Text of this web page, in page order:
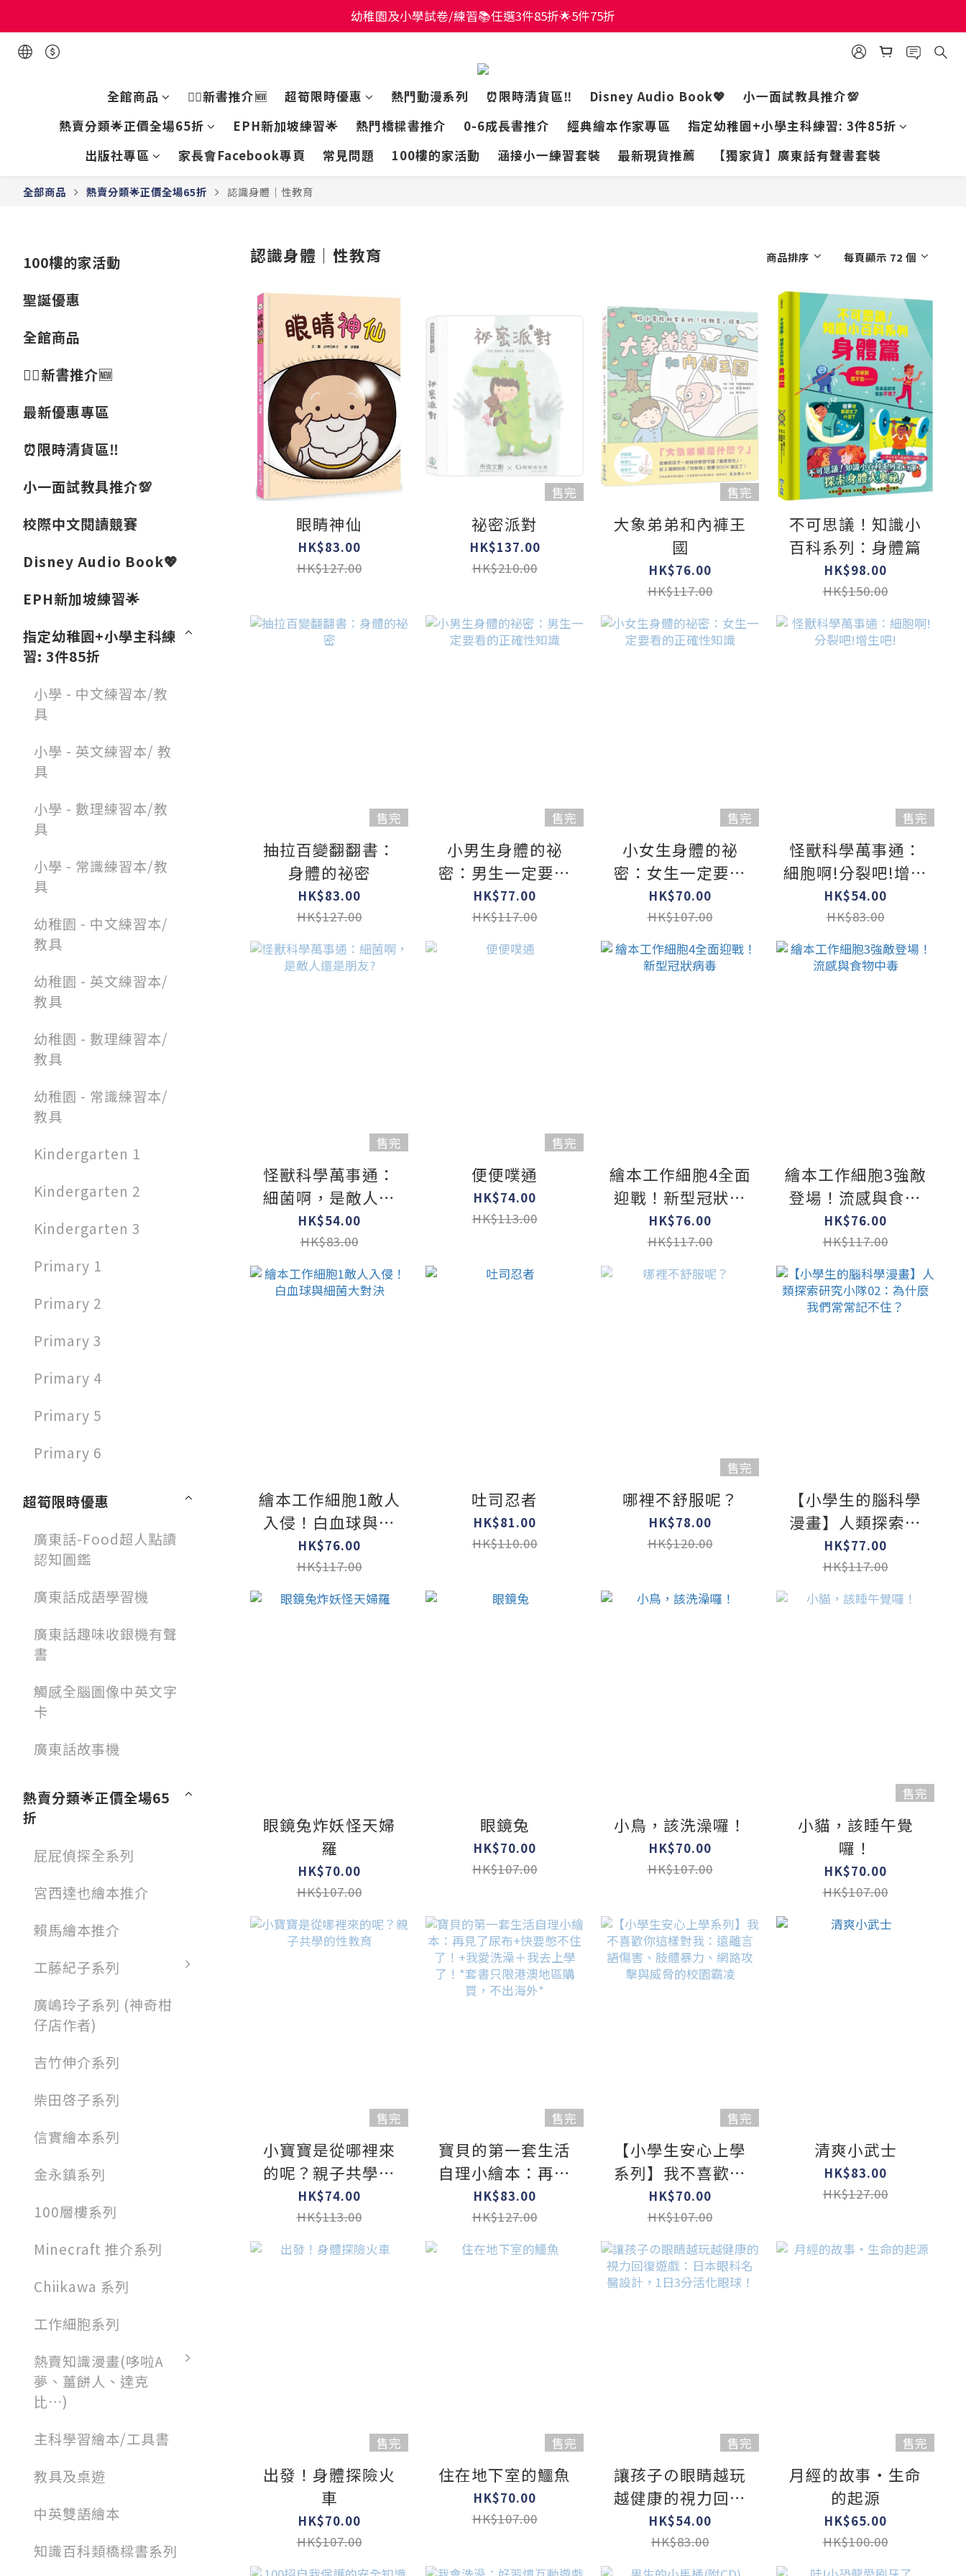
現貨童書正價全場65折！$449包郵香港智能櫃或澳門自取點！最快2個工作天出貨
幼稚園及小學試卷/練習📚任選3件85折🌟5件75折
全館商品 👍🏻新書推介🆕 超筍限時優惠 熱門動漫系列 ⏰限時清貨區‼️ Disney Audio Book💖
小一面試教具推介💯
熱賣分類🌟正價全場65折
EPH新加坡練習🌟 熱門橋樑書推介 0-6成長書推介 經典繪本作家專區
指定幼稚園+小學主科練習: 3件85折
出版社專區
家長會Facebook專頁 常見問題 100樓的家活動 涵接小一練習套裝 最新現貨推薦 【獨家貨】廣東話有聲書套裝
全部商品 熱賣分類🌟正價全場65折 認識身體｜性教育
100樓的家活動
聖誕優惠
全館商品
👍🏻新書推介🆕
最新優惠專區
⏰限時清貨區‼️
小一面試教具推介💯
校際中文閱讀競賽
Disney Audio Book💖
EPH新加坡練習🌟
指定幼稚園+小學主科練
習: 3件85折
小學 - 中文練習本/教
具
小學 - 英文練習本/ 教
具
小學 - 數理練習本/教
具
小學 - 常識練習本/教
具
幼稚園 - 中文練習本/
教具
幼稚園 - 英文練習本/
教具
幼稚園 - 數理練習本/
教具
幼稚園 - 常識練習本/
教具
Kindergarten 1
Kindergarten 2
Kindergarten 3
Primary 1
Primary 2
Primary 3
Primary 4
Primary 5
Primary 6
超筍限時優惠
廣東話-Food超人點讀
認知圖鑑
廣東話成語學習機
廣東話趣味收銀機有聲
書
觸感全腦圖像中英文字
卡
廣東話故事機
熱賣分類🌟正價全場65
折
屁屁偵探全系列
宮西達也繪本推介
賴馬繪本推介
工藤紀子系列
廣嶋玲子系列 (神奇柑
仔店作者)
吉竹伸介系列
柴田啓子系列
信實繪本系列
金永鎮系列
100層樓系列
Minecraft 推介系列
Chiikawa 系列
工作細胞系列
熱賣知識漫畫(哆啦A
夢、薑餅人、達克
比⋯)
主科學習繪本/工具書
教具及桌遊
中英雙語繪本
知識百科類橋樑書系列
認識身體｜性教育 商品排序 每頁顯示 72 個
眼睛神仙
HK$83.00
HK$127.00
售完
祕密派對
HK$137.00
HK$210.00
售完
大象弟弟和內褲王
國
HK$76.00
HK$117.00
不可思議！知識小
百科系列：身體篇
HK$98.00
HK$150.00
售完
抽拉百變翻翻書：
身體的祕密
HK$83.00
HK$127.00
售完
小男生身體的祕
密：男生一定要看
的正確性知識
HK$77.00
HK$117.00
售完
小女生身體的祕
密：女生一定要看
的正確性知識
HK$70.00
HK$107.00
售完
怪獸科學萬事通：
細胞啊!分裂吧!增生
吧!
HK$54.00
HK$83.00
售完
怪獸科學萬事通：
細菌啊，是敵人還
是朋友?
HK$54.00
HK$83.00
售完
便便噗通
HK$74.00
HK$113.00
繪本工作細胞4全面
迎戰！新型冠狀病
毒
HK$76.00
HK$117.00
繪本工作細胞3強敵
登場！流感與食物
中毒
HK$76.00
HK$117.00
繪本工作細胞1敵人
入侵！白血球與細
菌大對決
HK$76.00
HK$117.00
吐司忍者
HK$81.00
HK$110.00
售完
哪裡不舒服呢？
HK$78.00
HK$120.00
【小學生的腦科學
漫畫】人類探索研
究小隊02：為什麼
我們常常記不住？
HK$77.00
HK$117.00
眼鏡兔炸妖怪天婦
羅
HK$70.00
HK$107.00
眼鏡兔
HK$70.00
HK$107.00
小鳥，該洗澡囉！
HK$70.00
HK$107.00
售完
小貓，該睡午覺
囉！
HK$70.00
HK$107.00
售完
小寶寶是從哪裡來
的呢？親子共學的
性教育
HK$74.00
HK$113.00
售完
寶貝的第一套生活
自理小繪本：再見
了尿布+快要憋不住
了！+我愛洗澡＋我
去上學了！*套書只
HK$83.00
HK$127.00
售完
【小學生安心上學
系列】我不喜歡你
這樣對我：遠離言
語傷害、肢體暴
力、網路攻擊與威
脅的校園霸凌
HK$70.00
HK$107.00
清爽小武士
HK$83.00
HK$127.00
售完
出發！身體探險火
車
HK$70.00
HK$107.00
售完
住在地下室的鱷魚
HK$70.00
HK$107.00
售完
讓孩子の眼睛越玩
越健康的視力回復
遊戲：日本眼科名
醫設計，1日3分活
化眼球！
HK$54.00
HK$83.00
售完
月經的故事‧生命
的起源
HK$65.00
HK$100.00